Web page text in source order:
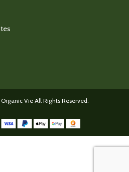
Vie All Rights Reserved.